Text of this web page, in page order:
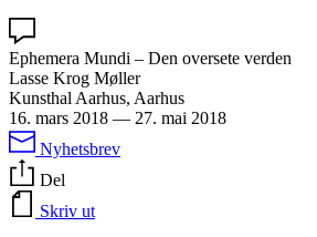
Ephemera Mundi – Den oversete verden
Lasse Krog Møller
Kunsthal Aarhus, Aarhus
16. mars 2018 — 27. mai 2018
Nyhetsbrev
Del
Skriv ut